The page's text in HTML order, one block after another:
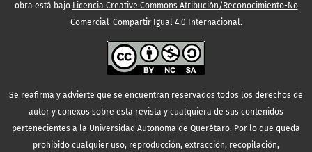
obra está bajo Licencia Creative Commons Atribución/Reconocimiento-No
Comercial-Compartir Igual 4.0 Internacional.
Se reafirma y advierte que se encuentran reservados todos los derechos de
autor y conexos sobre esta revista y cualquiera de sus contenidos
pertenecientes a la Universidad Autonoma de Querétaro. Por lo que queda
prohibido cualquier uso, reproducción, extracción, recopilación,